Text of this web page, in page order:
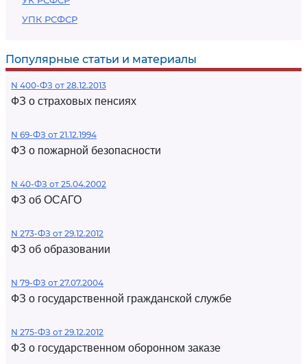
УПК РСФСР
Популярные статьи и материалы
N 400-ФЗ от 28.12.2013
ФЗ о страховых пенсиях
N 69-ФЗ от 21.12.1994
ФЗ о пожарной безопасности
N 40-ФЗ от 25.04.2002
ФЗ об ОСАГО
N 273-ФЗ от 29.12.2012
ФЗ об образовании
N 79-ФЗ от 27.07.2004
ФЗ о государственной гражданской службе
N 275-ФЗ от 29.12.2012
ФЗ о государственном оборонном заказе